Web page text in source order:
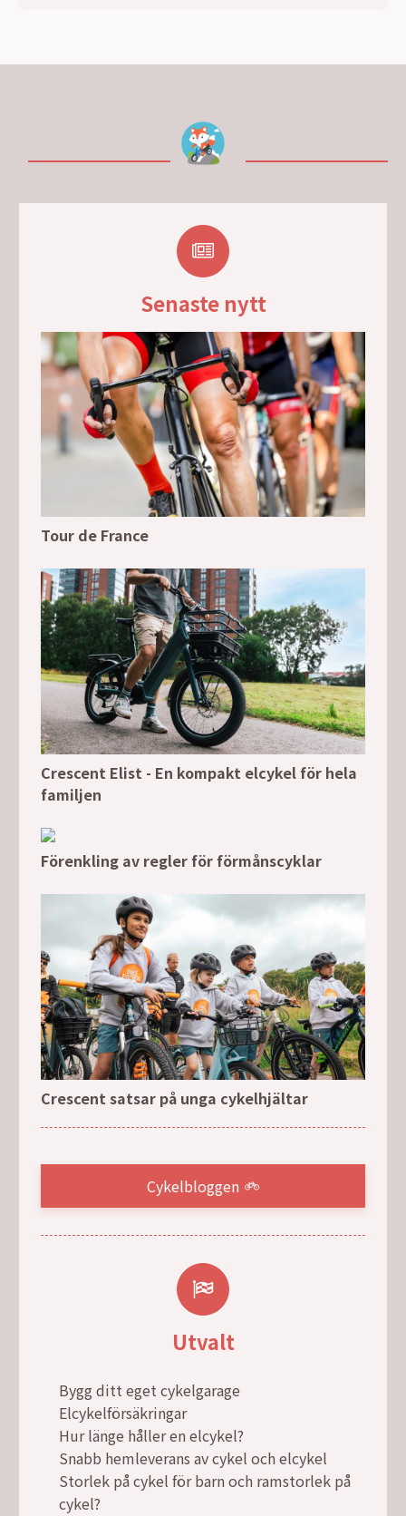
Senaste nytt
Tour de France
Crescent Elist - En kompakt elcykel för hela
familjen
Förenkling av regler för förmånscyklar
Crescent satsar på unga cykelhjältar
Cykelbloggen
Utvalt
Bygg ditt eget cykelgarage
Elcykelförsäkringar
Hur länge håller en elcykel?
Snabb hemleverans av cykel och elcykel
Storlek på cykel för barn och ramstorlek på
cykel?